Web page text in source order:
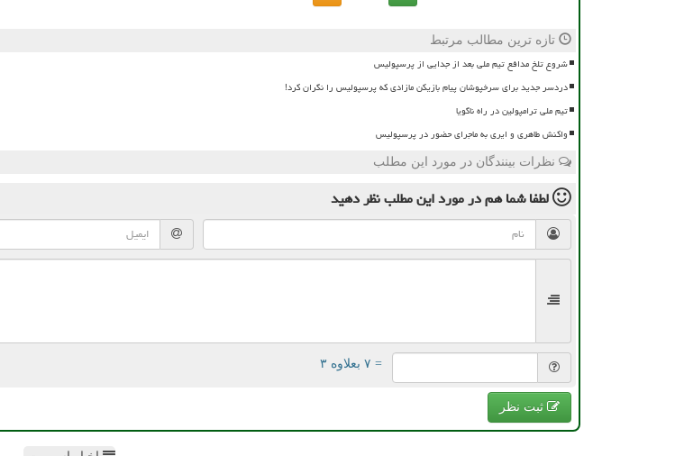
تازه ترین مطالب مرتبط
شروع تلخ مدافع تیم ملی بعد از جدایی از پرسپولیس
دردسر جدید برای سرخپوشان پیام بازیکن مازادی که پرسپولیس را نگران کرد!
تیم ملی ترامپولین در راه ناگویا
واکنش طاهری و ایری به ماجرای حضور در پرسپولیس
نظرات بینندگان در مورد این مطلب
لطفا شما همدر مورد این مطلبنظر دهید
= ۷ بعلاوه ۳
ثبت نظر